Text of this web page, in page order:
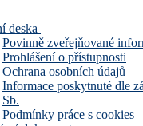
deska
Povinně zveřejňované
Prohlášení o přístupnosti
Ochrana osobních údajů
Informace poskytnuté dle
Sb.
Podmínky práce s cookies